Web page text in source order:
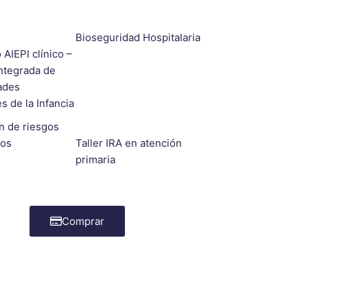
AIEPI clínico –
de
de la Infancia
Bioseguridad Hospitalaria
de riesgos
Taller IRA en atención
primaria
Comprar